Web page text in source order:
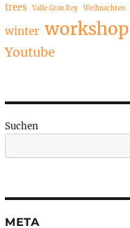
trees Valle Gran Rey Weihnachten
winter workshop
Youtube
Suchen
META